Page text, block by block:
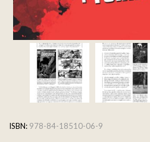
ISBN: 978-84-18510-06-9